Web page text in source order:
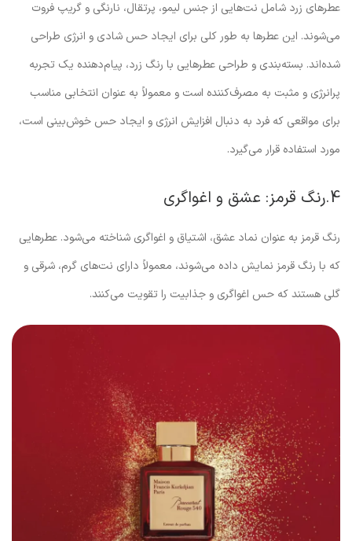
عطرهای زرد شامل نت‌هایی از جنس لیمو، پرتقال، نارنگی و گریپ فروت
می‌شوند. این عطرها به طور کلی برای ایجاد حس شادی و انرژی طراحی
شده‌اند. بسته‌بندی و طراحی عطرهایی با رنگ زرد، پیام‌دهنده یک تجربه
پرانرژی و مثبت به مصرف‌کننده است و معمولاً به عنوان انتخابی مناسب
برای مواقعی که فرد به دنبال افزایش انرژی و ایجاد حس خوش‌بینی است،
مورد استفاده قرار می‌گیرد.
4.رنگ قرمز: عشق و اغواگری
رنگ قرمز به عنوان نماد عشق، اشتیاق و اغواگری شناخته می‌شود. عطرهایی
که با رنگ قرمز نمایش داده می‌شوند، معمولاً دارای نت‌های گرم، شرقی و
گلی هستند که حس اغواگری و جذابیت را تقویت می‌کنند.